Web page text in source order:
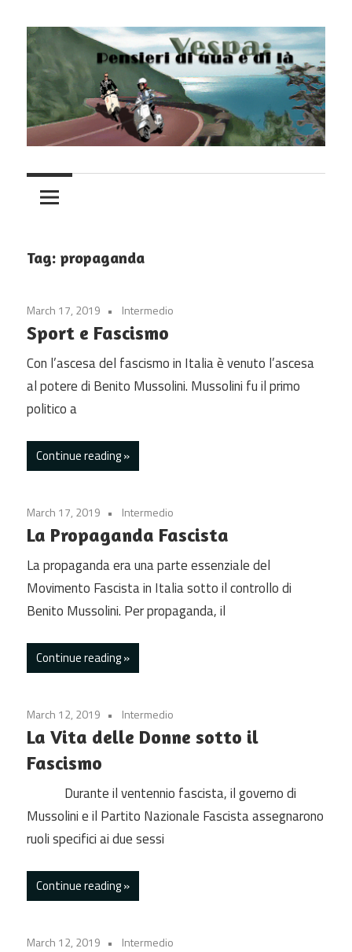
to
content
Vespa
Tag: propaganda
March 17, 2019 Intermedio
Sport e Fascismo
Con l’ascesa del fascismo in Italia è venuto l’ascesa
al potere di Benito Mussolini. Mussolini fu il primo
politico a
Continue reading
March 17, 2019 Intermedio
La Propaganda Fascista
La propaganda era una parte essenziale del
Movimento Fascista in Italia sotto il controllo di
Benito Mussolini. Per propaganda, il
Continue reading
March 12, 2019 Intermedio
La Vita delle Donne sotto il
Fascismo
Durante il ventennio fascista, il governo di
Mussolini e il Partito Nazionale Fascista assegnarono
ruoli specifici ai due sessi
Continue reading
March 12, 2019 Intermedio